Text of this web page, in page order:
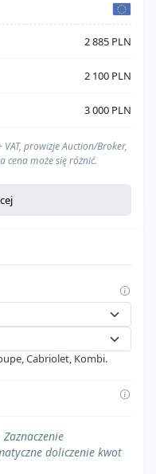
2 885 PLN
2 100 PLN
3 000 PLN
prowizje Auction/Broker,
cena może się różnić.
w"Opłaty portowe w UE"
w"Opłaty portowe w UE"
, które pomoże Ci oszacować
wszystkie najważniejsze
obsługę
od importu (stawka
Cabriolet, Kombi.
doliczenie kwot